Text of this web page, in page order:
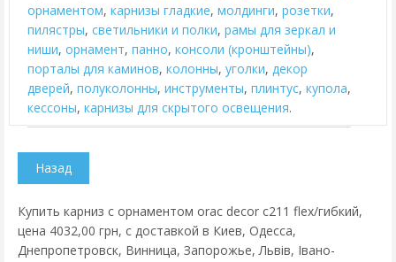
орнаментом, карнизы гладкие, молдинги, розетки,
пилястры, cветильники и полки, рамы для зеркал и
ниши, орнамент, панно, консоли (кронштейны),
порталы для каминов, колонны, уголки, декор
дверей, полуколонны, инструменты, плинтус, купола,
кессоны, карнизы для скрытого освещения.
Купить карниз с орнаментом orac decor c211 flex/гибкий,
цена 4032,00 грн, с доставкой в Киев, Одесса,
Днепропетровск, Винница, Запорожье, Львів, Івано-